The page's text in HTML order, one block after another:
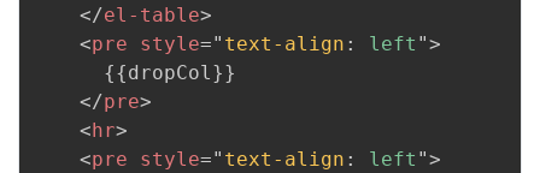
</el-table>
<pre style=" text-align : left ">
      {{dropCol}}
</pre>
< hr>
<pre style=" text-align : left ">